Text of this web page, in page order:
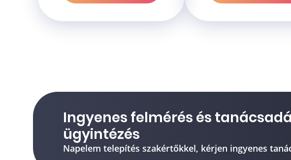
Ingyenes felmérés és
ügyintézés
Napelem telepítés szakértőkkel, kérjen ingyenes